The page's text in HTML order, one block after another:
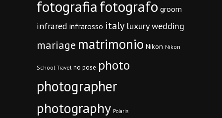
fotografiafotografo groom
infrared infrarosso italy luxury wedding
mariage matrimonio Nikon Nikon
School Travel no pose photo
photographer
photography Polaris